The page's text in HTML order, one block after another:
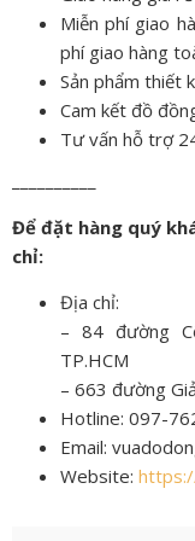
Miễn phí giao
phí giao hàng
Sản phẩm thiết
Cam kết đồ
Tư vấn hỗ trợ
Để đặt hàng quý
chỉ:
Địa chỉ:
– 84 đường
TP.HCM
– 663 đường
Hotline: 097-
Email:
Website: